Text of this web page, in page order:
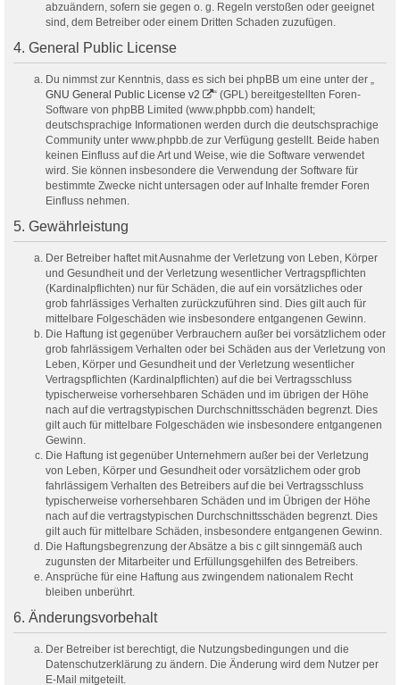
abzuändern, sofern sie gegen o. g. Regeln verstoßen oder geeignet
sind, dem Betreiber oder einem Dritten Schaden zuzufügen.
4. General Public License
Du nimmst zur Kenntnis, dass es sich bei phpBB um eine unter der „
GNU General Public License v2
“ (GPL) bereitgestellten Foren-
Software von phpBB Limited (www.phpbb.com) handelt;
deutschsprachige Informationen werden durch die deutschsprachige
Community unter www.phpbb.de zur Verfügung gestellt. Beide haben
keinen Einfluss auf die Art und Weise, wie die Software verwendet
wird. Sie können insbesondere die Verwendung der Software für
bestimmte Zwecke nicht untersagen oder auf Inhalte fremder Foren
Einfluss nehmen.
5. Gewährleistung
Der Betreiber haftet mit Ausnahme der Verletzung von Leben, Körper
und Gesundheit und der Verletzung wesentlicher Vertragspflichten
(Kardinalpflichten) nur für Schäden, die auf ein vorsätzliches oder
grob fahrlässiges Verhalten zurückzuführen sind. Dies gilt auch für
mittelbare Folgeschäden wie insbesondere entgangenen Gewinn.
Die Haftung ist gegenüber Verbrauchern außer bei vorsätzlichem oder
grob fahrlässigem Verhalten oder bei Schäden aus der Verletzung von
Leben, Körper und Gesundheit und der Verletzung wesentlicher
Vertragspflichten (Kardinalpflichten) auf die bei Vertragsschluss
typischerweise vorhersehbaren Schäden und im übrigen der Höhe
nach auf die vertragstypischen Durchschnittsschäden begrenzt. Dies
gilt auch für mittelbare Folgeschäden wie insbesondere entgangenen
Gewinn.
Die Haftung ist gegenüber Unternehmern außer bei der Verletzung
von Leben, Körper und Gesundheit oder vorsätzlichem oder grob
fahrlässigem Verhalten des Betreibers auf die bei Vertragsschluss
typischerweise vorhersehbaren Schäden und im Übrigen der Höhe
nach auf die vertragstypischen Durchschnittsschäden begrenzt. Dies
gilt auch für mittelbare Schäden, insbesondere entgangenen Gewinn.
Die Haftungsbegrenzung der Absätze a bis c gilt sinngemäß auch
zugunsten der Mitarbeiter und Erfüllungsgehilfen des Betreibers.
Ansprüche für eine Haftung aus zwingendem nationalem Recht
bleiben unberührt.
6. Änderungsvorbehalt
Der Betreiber ist berechtigt, die Nutzungsbedingungen und die
Datenschutzerklärung zu ändern. Die Änderung wird dem Nutzer per
E-Mail mitgeteilt.